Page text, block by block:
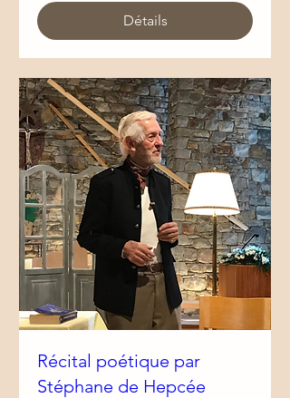
Détails
Récital poétique par
Stéphane de Hepcée